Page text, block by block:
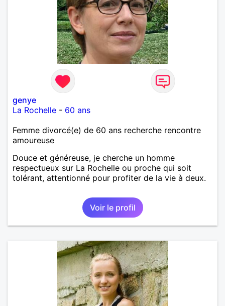
genye
La Rochelle - 60 ans
Femme divorcé(e) de 60 ans recherche rencontre
amoureuse
Douce et généreuse, je cherche un homme
respectueux sur La Rochelle ou proche qui soit
tolérant, attentionné pour profiter de la vie à deux.
Voir le profil